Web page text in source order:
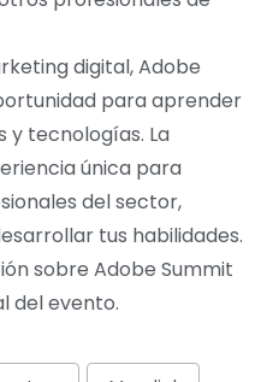
digital, Adobe
para aprender
y tecnologías. La
única para
del sector,
tus habilidades.
sobre Adobe Summit
del evento.